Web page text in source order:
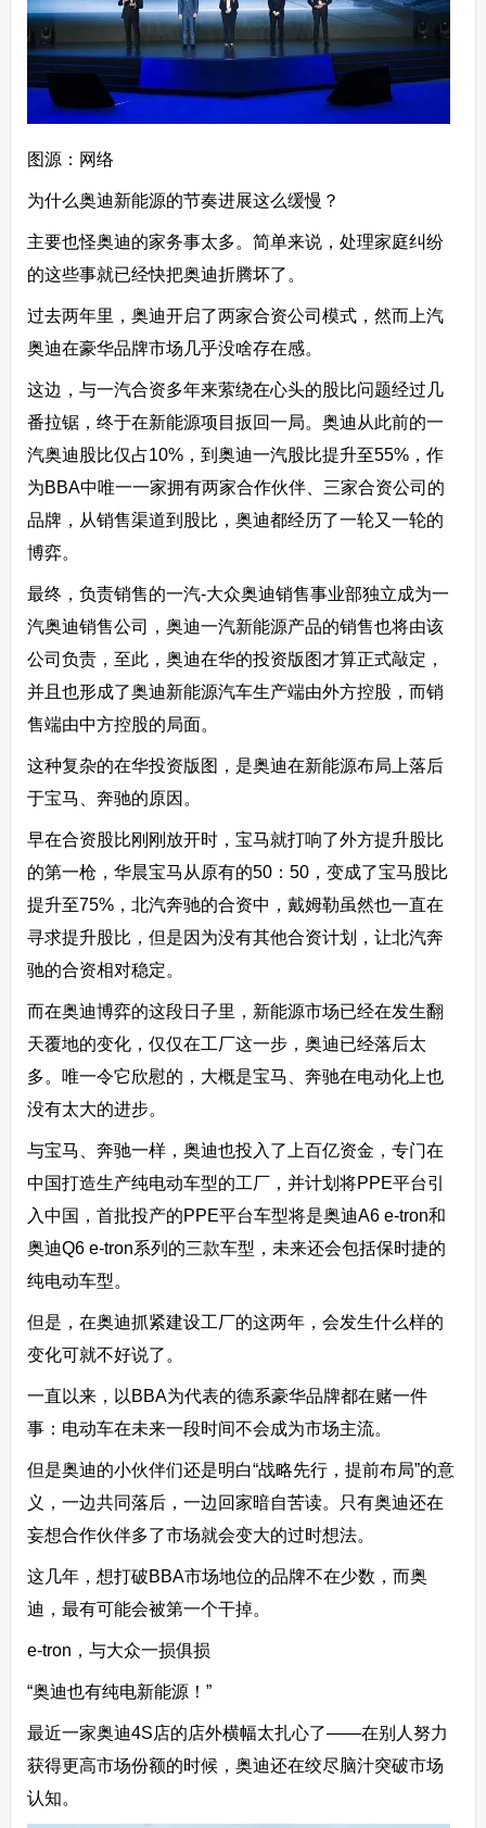
图源：网络
为什么奥迪新能源的节奏进展这么缓慢？
主要也怪奥迪的家务事太多。简单来说，处理家庭纠纷
的这些事就已经快把奥迪折腾坏了。
过去两年里，奥迪开启了两家合资公司模式，然而上汽
奥迪在豪华品牌市场几乎没啥存在感。
这边，与一汽合资多年来萦绕在心头的股比问题经过几
番拉锯，终于在新能源项目扳回一局。奥迪从此前的一
汽奥迪股比仅占10%，到奥迪一汽股比提升至55%，作
为BBA中唯一一家拥有两家合作伙伴、三家合资公司的
品牌，从销售渠道到股比，奥迪都经历了一轮又一轮的
博弈。
最终，负责销售的一汽-大众奥迪销售事业部独立成为一
汽奥迪销售公司，奥迪一汽新能源产品的销售也将由该
公司负责，至此，奥迪在华的投资版图才算正式敲定，
并且也形成了奥迪新能源汽车生产端由外方控股，而销
售端由中方控股的局面。
这种复杂的在华投资版图，是奥迪在新能源布局上落后
于宝马、奔驰的原因。
早在合资股比刚刚放开时，宝马就打响了外方提升股比
的第一枪，华晨宝马从原有的50：50，变成了宝马股比
提升至75%，北汽奔驰的合资中，戴姆勒虽然也一直在
寻求提升股比，但是因为没有其他合资计划，让北汽奔
驰的合资相对稳定。
而在奥迪博弈的这段日子里，新能源市场已经在发生翻
天覆地的变化，仅仅在工厂这一步，奥迪已经落后太
多。唯一令它欣慰的，大概是宝马、奔驰在电动化上也
没有太大的进步。
与宝马、奔驰一样，奥迪也投入了上百亿资金，专门在
中国打造生产纯电动车型的工厂，并计划将PPE平台引
入中国，首批投产的PPE平台车型将是奥迪A6 e-tron和
奥迪Q6 e-tron系列的三款车型，未来还会包括保时捷的
纯电动车型。
但是，在奥迪抓紧建设工厂的这两年，会发生什么样的
变化可就不好说了。
一直以来，以BBA为代表的德系豪华品牌都在赌一件
事：电动车在未来一段时间不会成为市场主流。
但是奥迪的小伙伴们还是明白“战略先行，提前布局”的意
义，一边共同落后，一边回家暗自苦读。只有奥迪还在
妄想合作伙伴多了市场就会变大的过时想法。
这几年，想打破BBA市场地位的品牌不在少数，而奥
迪，最有可能会被第一个干掉。
e-tron，与大众一损俱损
“奥迪也有纯电新能源！”
最近一家奥迪4S店的店外横幅太扎心了——在别人努力
获得更高市场份额的时候，奥迪还在绞尽脑汁突破市场
认知。